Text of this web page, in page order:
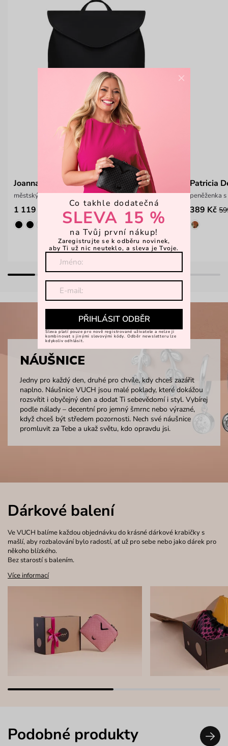
Joanna
městský prostorný batoh na zip
1 119 Kč 1 399 Kč
Patricia
peněženka
389 Kč
NÁUŠNICE
Jedny pro každý den, druhé pro chvíle, kdy chceš zazářit
naplno. Náušnice VUCH jsou malé poklady, které dokážou
rozsvítit i obyčejný den a dodat Ti sebevědomí i styl. Vybírej
podle nálady – decentní pro jemný šmrnc nebo výrazné,
když chceš být středem pozornosti. Nech své náušnice
promluvit za Tebe a ukaž světu, kdo opravdu jsi.
Dárkové balení
Ve VUCH balíme každou objednávku do krásné dárkové krabičky s
mašlí, aby rozbalování bylo radostí, ať už pro sebe nebo jako dárek pro
někoho blízkého.
Bez starostí s balením.
Více informací
Podobné produkty
×
Co takhle dodatečná
SLEVA 15 %
na Tvůj první nákup!
Zaregistrujte se k odběru novinek,
aby Ti už nic neuteklo, a sleva je Tvoje.
PŘIHLÁSIT ODBĚR
Sleva platí pouze pro nově registrované uživatele a nelze ji
kombinovat s jinými slevovými kódy. Odběr newsletteru lze
kdykoliv odhlásit.